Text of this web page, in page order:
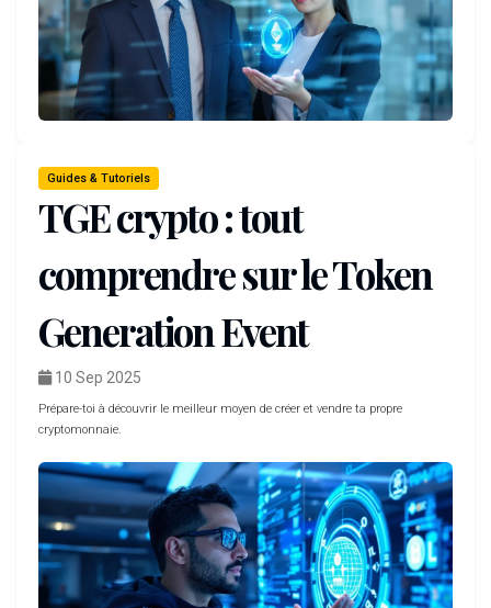
Guides & Tutoriels
TGE crypto : tout
comprendre sur le Token
Generation Event
10 Sep 2025
Prépare-toi à découvrir le meilleur moyen de créer et vendre ta propre
cryptomonnaie.